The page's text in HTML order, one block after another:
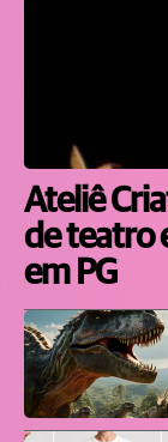
Ateliê
de teatro
em PG